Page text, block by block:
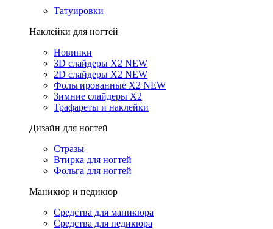
Татуировки
Наклейки для ногтей
Новинки
3D слайдеры X2 NEW
2D слайдеры X2 NEW
Фольгированные X2 NEW
Зимние слайдеры Х2
Трафареты и наклейки
Дизайн для ногтей
Стразы
Втирка для ногтей
Фольга для ногтей
Маникюр и педикюр
Средства для маникюра
Средства для педикюра